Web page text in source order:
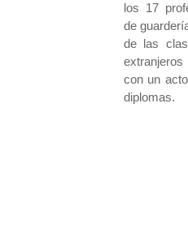
los 17
de
de las
extranjeros
con un
diplomas.